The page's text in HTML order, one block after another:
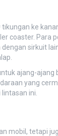
ke
coaster. Para
sirkuit
ajang-ajang
yang
ini.
mobil, tetapi